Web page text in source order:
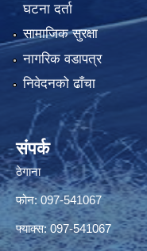
घटना दर्ता
सामाजिक सुरक्षा
नागरिक वडापत्र
निवेदनको ढाँचा
संपर्क
ठेगाना
फोन: 097-541067
फ्याक्स: 097-541067